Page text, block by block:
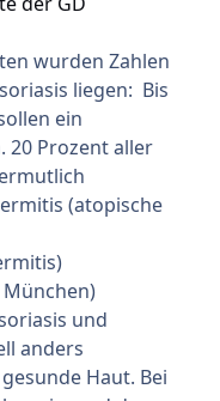
wurden Zahlen
liegen: Bis
ein
20 Prozent aller
(atopische
und
anders
Haut. Bei